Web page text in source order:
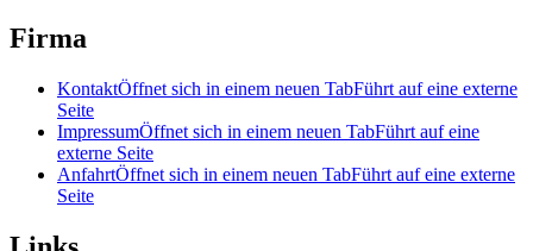
Firma
KontaktÖffnet sich in einem neuen TabFührt auf eine externe
Seite
ImpressumÖffnet sich in einem neuen TabFührt auf eine
externe Seite
AnfahrtÖffnet sich in einem neuen TabFührt auf eine externe
Seite